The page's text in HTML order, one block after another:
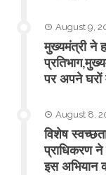
August 9,
मुख्यमंत्री ने
पर अपने घरों
August 8,
विशेष
प्राधिकरण
इस अभियान